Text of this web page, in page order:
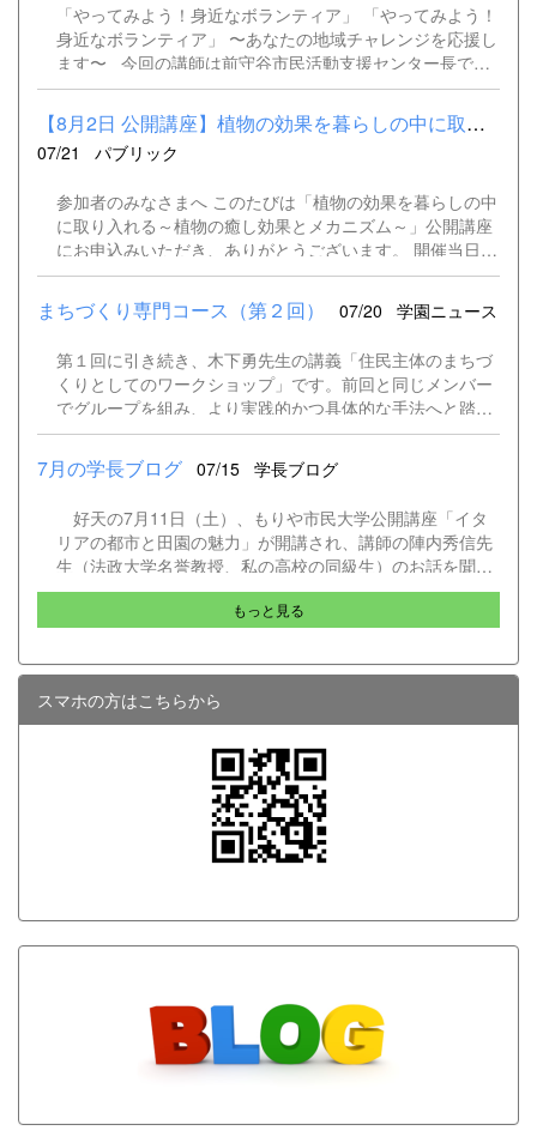
・シェアリングと総括をしっかりおこなう。 さて、ワー
クショップです！ まずは、＜ブレインストーミング＞ ア
イデア出しのための基本的な方法です。 本日のお題は『も
りやのまちづくりに必要なこと』です。 次に＜KJ法＞
川喜田二郎氏が考案した方法です。 先ほど出たアイデア出
しの中で、似た「声」を重ね合わせます。 本日はここま
で。 その後はグループに分けて見出しをつけます。 最終
的に図式化します。 続きは、自主ゼミ（先生は参加せず
ゼミ生のみでおこなう）で進める予定です。 研究の方法
を学んで、今後に生かせていけそうですね
「やってみよう！身近なボランティア」 「やってみよう！
身近なボランティア」 〜あなたの地域チャレンジを応援し
ます〜 今回の講師は前守谷市民活動支援センター長で、
山百合グラブ会長の高木保さんです。 皆さんはどんな
街に住みたいですか❓️ きれいで住みやすい街ですか？
地域のゴミ拾い活動は月一回、20年前から実施されている
そうです。 安全で安心な街ですか？ 「防犯警戒パトロー
の防犯パトロールは毎回時間を変えて実施。 いざとなる
と消火器が使えないことがあるので、何度も訓練する事が
大切。 今日からできる活動 自分のためではなく、誰か
のために！ 講義の後、受講生の皆さんに三種類のポスト
イットを配布し「質問」「感想」「意見」を書いていただ
き、ホワイトボードに貼りました。 質問に一つひとつ丁
寧に答える高木さん あまりにも多くの質問があったの
で、次回の講義時に質問への回答を配布予定となりまし
た。
【8月2日 公開講座】植物の効果を暮らしの中に取り入れる～植物の...
07/21 パブリック
参加者のみなさまへ このたびは「植物の効果を暮らしの中
に取り入れる～植物の癒し効果とメカニズム～」公開講座
にお申込みいただき、ありがとうございます。 開催当日
は、駐車場の混雑が予想されます。駐車台数に限りがある
ため、ご来場の際はできるだけ公共交通機関をご利用くだ
さい。また、お車でお越しの際は、乗り合わせにご協力い
とご協力をお願いいたします。
まちづくり専門コース（第２回） 07/20 学園ニュース
第１回に引き続き、木下勇先生の講義「住民主体のまちづ
くりとしてのワークショップ」です。前回と同じメンバー
でグループを組み、より実践的かつ具体的な手法へと踏み
込んだプログラムとなりました。 前半は、ワークショッ
プを円滑に進行するための役割分担や、木下先生が手掛け
た3つのまちづくり事例を学ぶ講義からスタート。なかで
した、多くの人を巻き込む多彩な活動紹介では、そのリア
ルな展開に皆さんが熱心に聞き入っていました。 後半
は、講義での学びをさっそく実践に移すグループワークを
行いました。前回の宿題である「わたしができる まちそだ
て はじめの一歩」について各自で考えたアイデアを付箋に
親和性の高いアイデアを分類（グルーピング）しながら、
意見を集約していきました。 ワークの途中には木下先生
を並び替える場面も！先生からのリアルなアドバイスも飛
び出し、どのグループも終始にぎやかで活発な意見交換が
行われていました。 ワーク終了後は、各グループ...
7月の学長ブログ 07/15 学長ブログ
好天の7月11日（土）、もりや市民大学公開講座「イタ
リアの都市と田園の魅力」が開講され、講師の陣内秀信先
生（法政大学名誉教授、私の高校の同級生）のお話を聞き
ました。市民交流プラザ市民ギャラリーは予約の受講者で
一杯になりました。「イタリアの都市と田園」が守谷市と
たことがある人は？」との司会者からの質問に、参加者の
そのイタリアの話を聞きたい、というマインドに私も共感
しました。あの歴史的で牧歌的でしゃれた雰囲気の風景は
どのように生まれ、今現在どのように発展しているのか、
知りたいと思うのは当然です。これからイタリアに行こう
かと思っている人はなおさら関心が高かったでしょう。
そんな公開講座で出てきたキーワードは「テリトーリ
オ」でした。英語のテリトリー、日本語でも領域、地域、
を見ていくうちに、「テリトーリオ」はちょっと違うな、
と気づき始めました。単なる領域を指すのではなく、風土
もっと見る
スマホの方はこちらから